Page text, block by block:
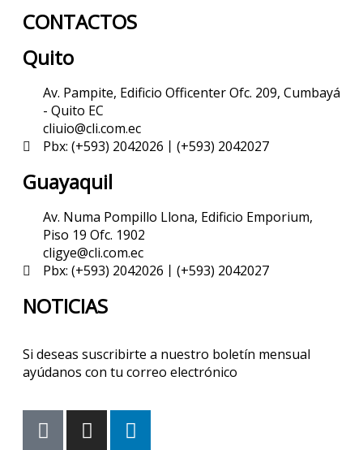
CONTACTOS
Quito
Av. Pampite, Edificio Officenter Ofc. 209, Cumbayá
- Quito EC
cliuio@cli.com.ec
Pbx: (+593) 2042026丨(+593) 2042027
Guayaquil
Av. Numa Pompillo Llona, Edificio Emporium,
Piso 19 Ofc. 1902
cligye@cli.com.ec
Pbx: (+593) 2042026丨(+593) 2042027
NOTICIAS
Si deseas suscribirte a nuestro boletín mensual
ayúdanos con tu correo electrónico